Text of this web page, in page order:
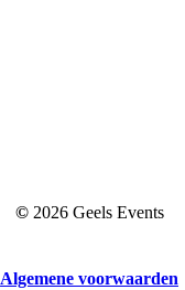
© 2026Geels Events
Algemene voorwaarden